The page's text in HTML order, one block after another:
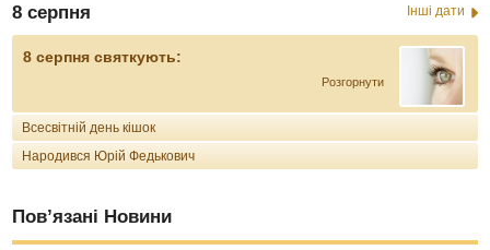
8 серпня Інші дати
8 серпня святкують:
Розгорнути
Всесвітній день кішок
Народився Юрій Федькович
Пов’язані Новини